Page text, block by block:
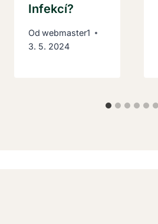
Infekcí?
Od webmaster1
3. 5. 2024